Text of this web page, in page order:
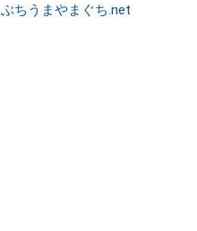
ぶちうまやまぐち.net